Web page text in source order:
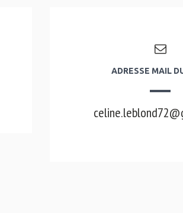
ADRESSE MAIL